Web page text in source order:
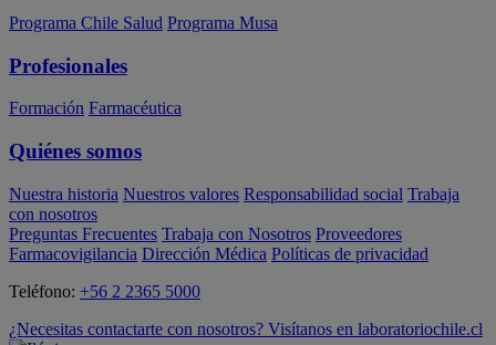
Programa Chile Salud Programa Musa
Profesionales
Formación Farmacéutica
Quiénes somos
Nuestra historia Nuestros valores Responsabilidad social Trabaja
con nosotros
Preguntas Frecuentes Trabaja con Nosotros Proveedores
Farmacovigilancia Dirección Médica Políticas de privacidad
Teléfono: +56 2 2365 5000
¿Necesitas contactarte con nosotros? Visítanos en laboratoriochile.cl